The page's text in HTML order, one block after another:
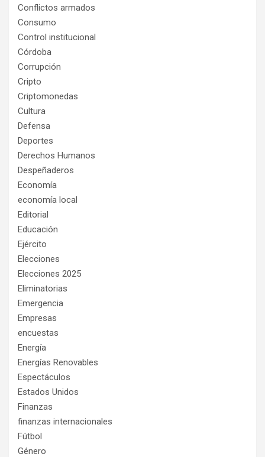
Conflictos armados
Consumo
Control institucional
Córdoba
Corrupción
Cripto
Criptomonedas
Cultura
Defensa
Deportes
Derechos Humanos
Despeñaderos
Economía
economía local
Editorial
Educación
Ejército
Elecciones
Elecciones 2025
Eliminatorias
Emergencia
Empresas
encuestas
Energía
Energías Renovables
Espectáculos
Estados Unidos
Finanzas
finanzas internacionales
Fútbol
Género